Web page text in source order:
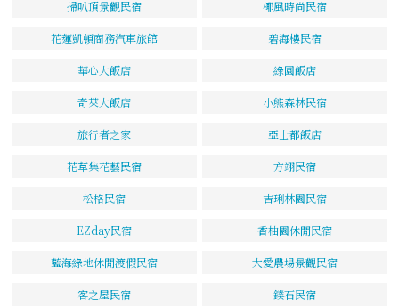
掃叭頂景觀民宿 椰風時尚民宿
花蓮凱頓商務汽車旅館 碧海樓民宿
華心大飯店 綠園飯店
奇萊大飯店 小熊森林民宿
旅行者之家 亞士都飯店
花草集花藝民宿 方翊民宿
松格民宿 吉琍林園民宿
EZday民宿 香柚園休閒民宿
藍海綠地休閒渡假民宿 大愛農場景觀民宿
客之屋民宿 鏷石民宿